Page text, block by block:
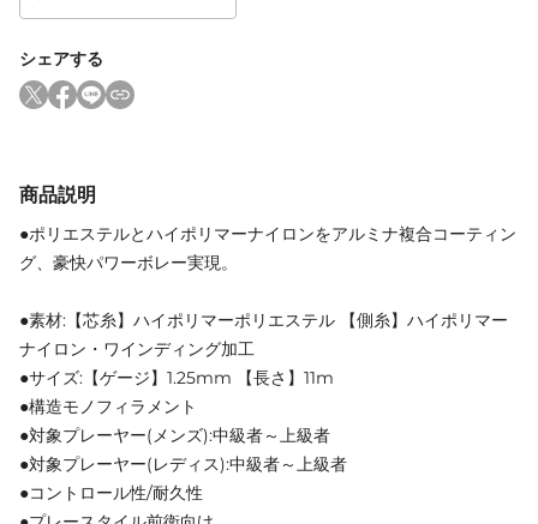
シェアする
商品説明
●ポリエステルとハイポリマーナイロンをアルミナ複合コーティン
グ、豪快パワーボレー実現。
●素材:【芯糸】ハイポリマーポリエステル 【側糸】ハイポリマー
ナイロン・ワインディング加工
●サイズ:【ゲージ】1.25mm 【長さ】11m
●構造モノフィラメント
●対象プレーヤー(メンズ):中級者～上級者
●対象プレーヤー(レディス):中級者～上級者
●コントロール性/耐久性